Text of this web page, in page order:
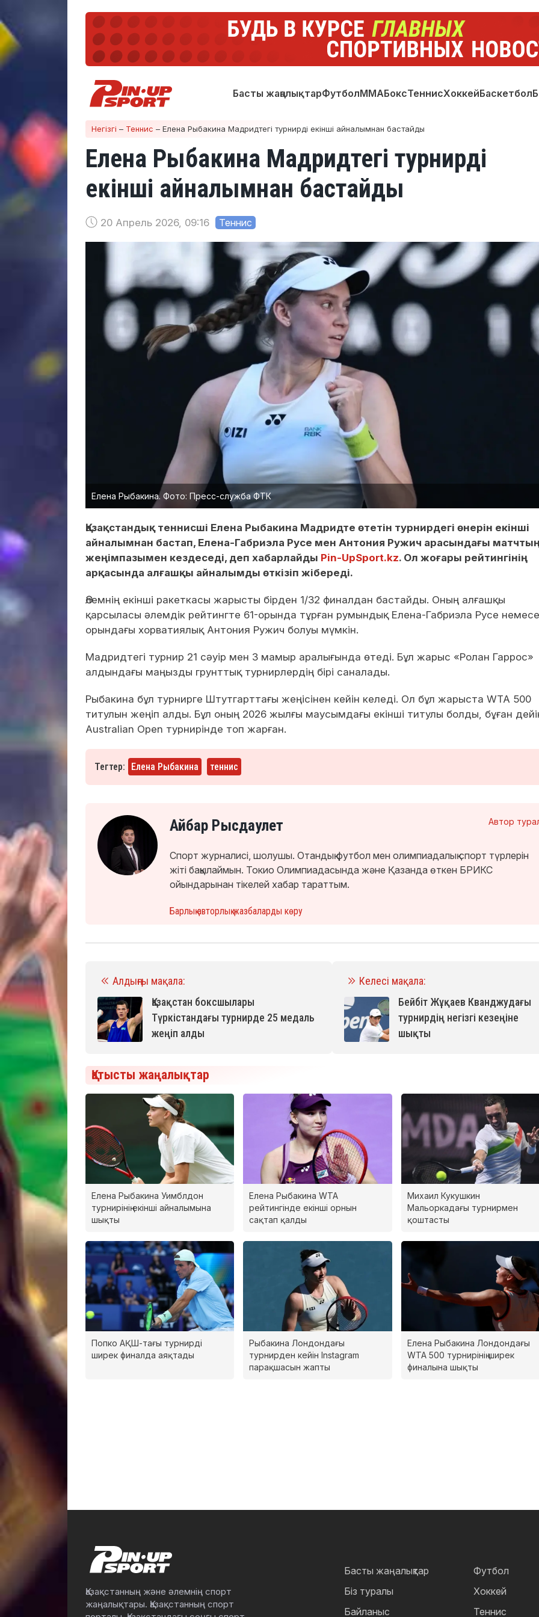
Басты жаңалықтарФутболММАБоксТеннисХоккейБаскетбол
Негізгі – Теннис – Елена Рыбакина Мадридтегі турнирді екінші айналымнан бастайды
Елена Рыбакина Мадридтегі турнирді
екінші айналымнан бастайды
20 Апрель 2026, 09:16 Теннис
Елена Рыбакина. Фото: Пресс-служба ФТК
Қазақстандық теннисші Елена Рыбакина Мадридте өтетін турнирдегі өнерін екінші
айналымнан бастап, Елена-Габриэла Русе мен Антония Ружич арасындағы
жеңімпазымен кездеседі, деп хабарлайды Pin-UpSport.kz. Ол жоғары рейтингінің
арқасында алғашқы айналымды өткізіп жібереді.
Әлемнің екінші ракеткасы жарысты бірден 1/32 финалдан бастайды. Оның алғашқы
қарсыласы әлемдік рейтингте 61-орында тұрған румындық Елена-Габриэла Русе
орындағы хорватиялық Антония Ружич болуы мүмкін.
Мадридтегі турнир 21 сәуір мен 3 мамыр аралығында өтеді. Бұл жарыс «Ролан Гаррос»
алдындағы маңызды грунттық турнирлердің бірі саналады.
Рыбакина бұл турнирге Штутгарттағы жеңісінен кейін келеді. Ол бұл жарыста WTA 500
титулын жеңіп алды. Бұл оның 2026 жылғы маусымдағы екінші титулы болды, бұған
Australian Open турнирінде топ жарған.
Тегтер: Елена Рыбакина теннис
Автор
Айбар Рысдаулет
Спорт журналисі, шолушы. Отандық футбол мен олимпиадалық спорт түрлерін
жіті бақылаймын. Токио Олимпиадасында және Қазанда өткен БРИКС
ойындарынан тікелей хабар тараттым.
Барлық авторлық жазбаларды көру
Алдыңғы мақала:
Қазақстан боксшылары
Түркістандағы турнирде 25 медаль
жеңіп алды
Келесі мақала:
Бейбіт Жұқаев Кванджудағы
турнирдің негізгі кезеңіне
шықты
Қатысты жаңалықтар
Елена Рыбакина Уимблдон
турнирінің екінші айналымына
шықты
Елена Рыбакина WTA
рейтингінде екінші орнын
сақтап қалды
Михаил Кукушкин
Мальоркадағы турнирмен
қоштасты
Попко АҚШ-тағы турнирді
ширек финалда аяқтады
Рыбакина Лондондағы
турнирден кейін Instagram
парақшасын жапты
Елена Рыбакина Лондондағы
WTA 500 турнирінің ширек
финалына шықты
Қазақстанның және әлемнің спорт
жаңалықтары. Қазақстанның спорт
Басты жаңалықтар
Біз туралы
Байланыс
Футбол
Хоккей
Теннис